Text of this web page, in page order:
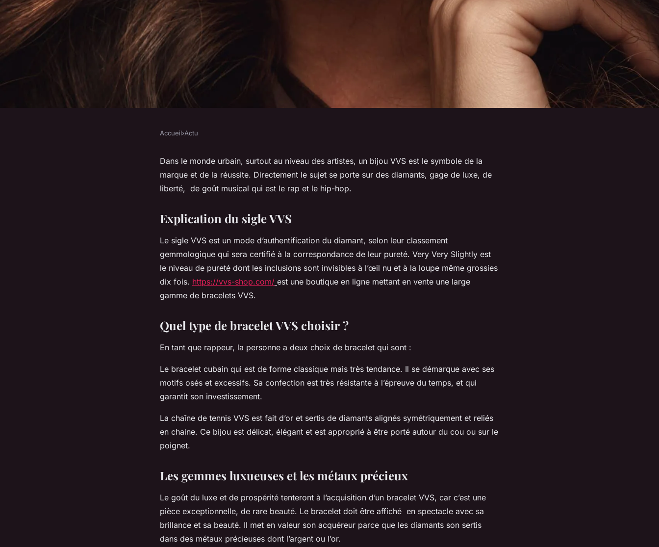
Pourquoi choisir un bracelet VVS ?
Accueil›Actu
Dans le monde urbain, surtout au niveau des artistes, un bijou VVS est le symbole de la
marque et de la réussite. Directement le sujet se porte sur des diamants, gage de luxe, de
liberté, de goût musical qui est le rap et le hip-hop.
Explication du sigle VVS
Le sigle VVS est un mode d’authentification du diamant, selon leur classement
gemmologique qui sera certifié à la correspondance de leur pureté. Very Very Slightly est
le niveau de pureté dont les inclusions sont invisibles à l’œil nu et à la loupe même grossies
dix fois. https://vvs-shop.com/ est une boutique en ligne mettant en vente une large
gamme de bracelets VVS.
Quel type de bracelet VVS choisir ?
En tant que rappeur, la personne a deux choix de bracelet qui sont :
Le bracelet cubain qui est de forme classique mais très tendance. Il se démarque avec ses
motifs osés et excessifs. Sa confection est très résistante à l’épreuve du temps, et qui
garantit son investissement.
La chaîne de tennis VVS est fait d’or et sertis de diamants alignés symétriquement et reliés
en chaine. Ce bijou est délicat, élégant et est approprié à être porté autour du cou ou sur le
poignet.
Les gemmes luxueuses et les métaux précieux
Le goût du luxe et de prospérité tenteront à l’acquisition d’un bracelet VVS, car c’est une
pièce exceptionnelle, de rare beauté. Le bracelet doit être affiché en spectacle avec sa
brillance et sa beauté. Il met en valeur son acquéreur parce que les diamants son sertis
dans des métaux précieuses dont l’argent ou l’or.